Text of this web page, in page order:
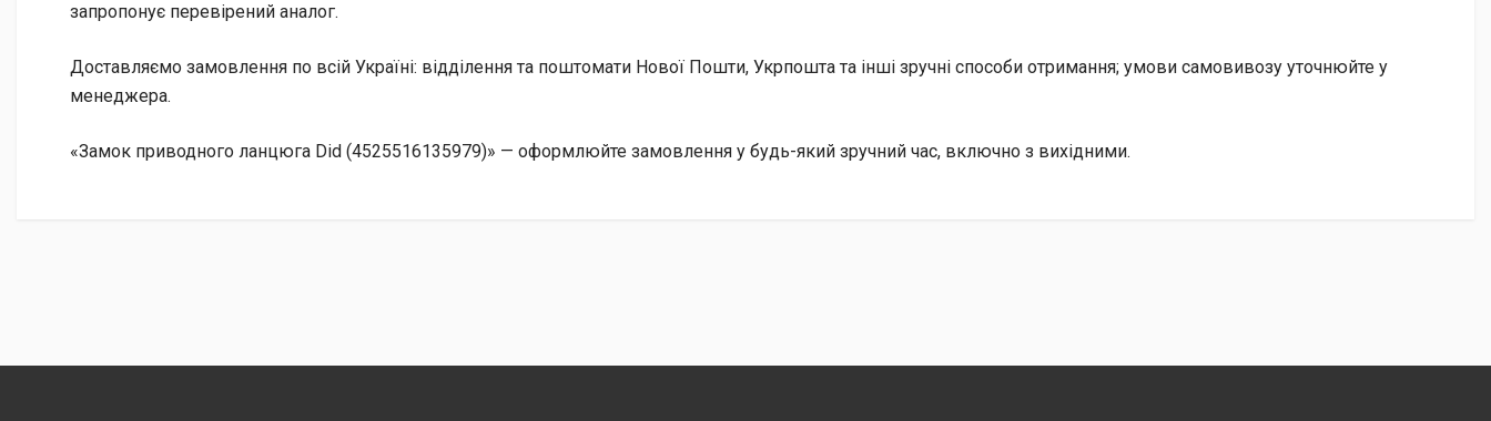
запропонує перевірений аналог.
Доставляємо замовлення по всій Україні: відділення та поштомати Нової Пошти, Укрпошта та інші зручні способи отримання; умови самовивозу уточнюйте у
менеджера.
«Замок приводного ланцюга Did (4525516135979)» — оформлюйте замовлення у будь-який зручний час, включно з вихідними.